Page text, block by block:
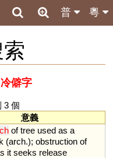
粵
普
冷僻字
3 個
意義
of tree used as a
(arch.); obstruction of
it seeks release